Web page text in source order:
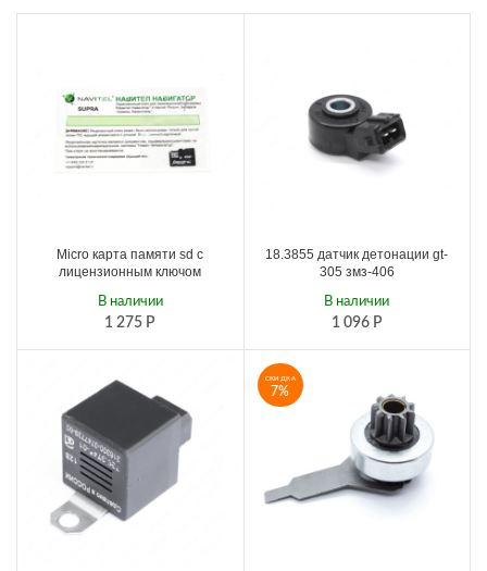
Micro карта памяти sd с
лицензионным ключом
1 275 Р
В наличии
18.3855 датчик детонации gt-
305 змз-406
1 096 Р
В наличии
СКИДКА
7%